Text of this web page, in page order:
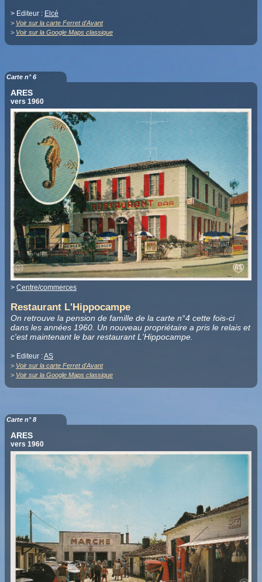
> Editeur : Elcé
> Voir sur la carte Ferret d'Avant
> Voir sur la Google Maps classique
Carte n° 6
ARES
vers 1960
> Centre/commerces
Restaurant L'Hippocampe
On retrouve la pension de famille de la carte n°4 cette fois-ci
dans les années 1960. Un nouveau propriétaire a pris le relais et
c'est maintenant le bar restaurant L'Hippocampe.
> Editeur :AS
> Voir sur la carte Ferret d'Avant
> Voir sur la Google Maps classique
Carte n° 8
ARES
vers 1960